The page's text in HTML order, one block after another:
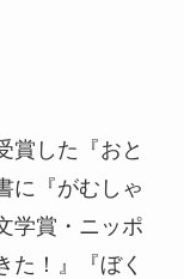
賞した『おと
に『がむしゃ
学賞・ニッポ
た！』『ぼく